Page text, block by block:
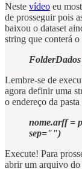
Neste vídeo eu
de prosseguir pois
baixou o dataset
string que conterá o
Lembre-se de
agora definir uma
o endereço da
nome.arff =
sep="")
Execute! Para
abrir um arquivo